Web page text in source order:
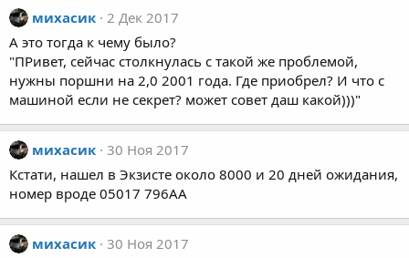
михасик 2 Дек 2017
А это тогда к чему было?
"ПРивет, сейчас столкнулась с такой же проблемой,
нужны поршни на 2,0 2001 года. Где приобрел? И что с
машиной если не секрет? может совет даш какой)))"
михасик 30 Ноя 2017
Кстати, нашел в Экзисте около 8000 и 20 дней ожидания,
номер вроде 05017 796AA
михасик 30 Ноя 2017